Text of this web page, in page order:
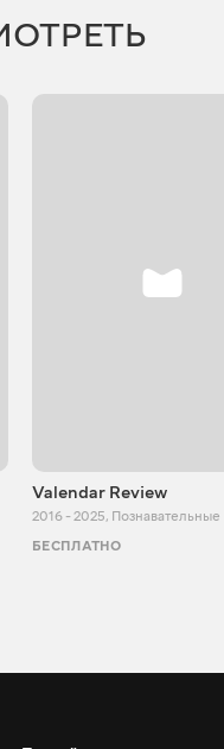
Valendar Review
2016 - 2025, Познавательные
БЕСПЛАТНО